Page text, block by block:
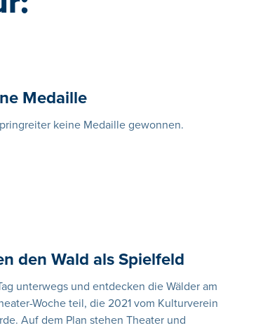
Medaille
keine Medaille gewonnen.
den Wald als Spielfeld
unterwegs und entdecken die Wälder am
Woche teil, die 2021 vom Kulturverein
Auf dem Plan stehen Theater und